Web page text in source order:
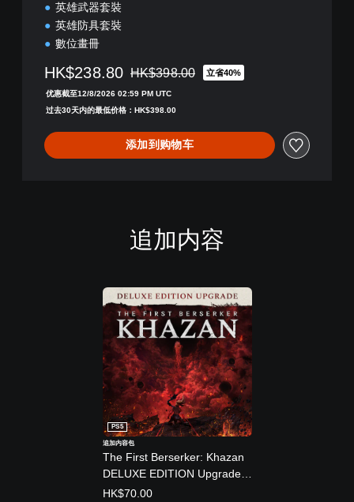
英雄武器套裝
英雄防具套裝
數位畫冊
HK$238.80 从原价HK$398.00折扣优惠
HK$398.00 立省40%
优惠截至12/8/2026 02:59 PM UTC
过去30天内的最低价格：HK$398.00
添加到购物车
追加内容
The First Berserker: Khazan
DELUXE EDITION Upgrade
(中日英韩文版)
PS5
追加内容包
HK$70.00